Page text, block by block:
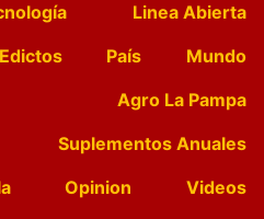
Linea Abierta
Edictos País
Mundo
Agro La Pampa
Suplementos Anuales
Opinion
Videos